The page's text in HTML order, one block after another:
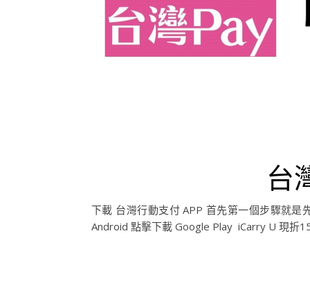
台
下載 台灣行動支付 APP 首先第一個步驟就
Android 點擊下載 Google Play iCarry U 現折